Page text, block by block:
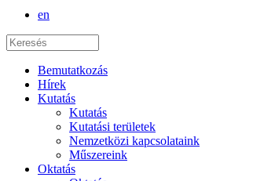
en
Bemutatkozás
Hírek
Kutatás
Kutatás
Kutatási területek
Nemzetközi kapcsolataink
Műszereink
Oktatás